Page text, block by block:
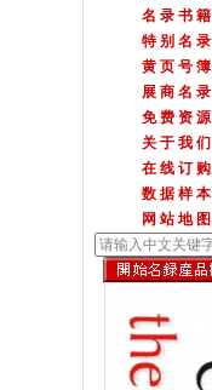
名 录 书 籍
特 别 名 录
黄 页 号 簿
展 商 名 录
免 费 资 源
关 于 我 们
在 线 订 购
数 据 样 本
网 站 地 图